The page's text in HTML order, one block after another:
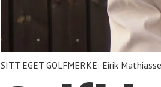
SITT EGET GOLFMERKE: Eirik